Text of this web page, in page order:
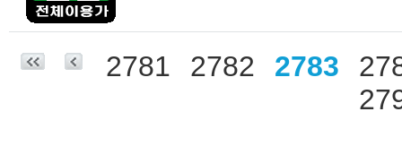
2781 2782 2783